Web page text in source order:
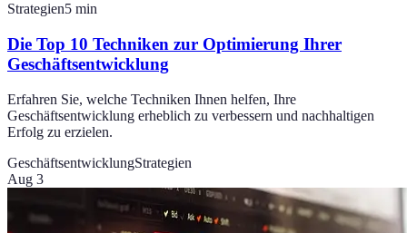
Strategien5 min
Die Top 10 Techniken zur Optimierung Ihrer
Geschäftsentwicklung
Erfahren Sie, welche Techniken Ihnen helfen, Ihre
Geschäftsentwicklung erheblich zu verbessern und nachhaltigen
Erfolg zu erzielen.
GeschäftsentwicklungStrategien
Aug 3